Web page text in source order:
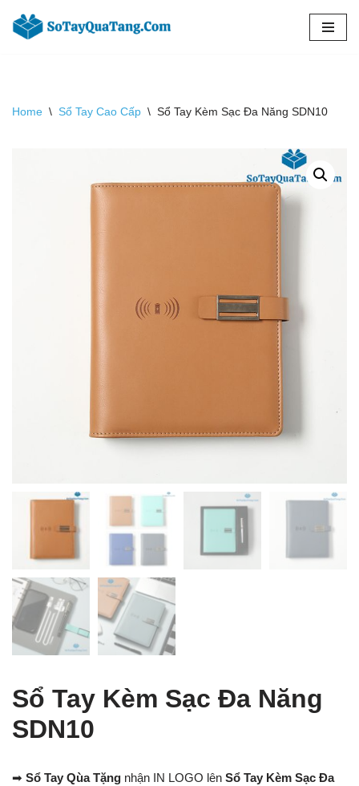
Chuyển
Home \ Sổ Tay Cao Cấp \ Sổ Tay Kèm Sạc Đa Năng SDN10
Sổ Tay Kèm Sạc Đa Năng
SDN10
➡ Sổ Tay Qùa Tặng nhận IN LOGO lên Sổ Tay Kèm Sạc Đa